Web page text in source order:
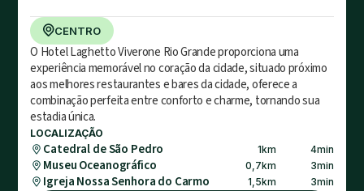
CENTRO
O Hotel Laghetto Viverone Rio Grande proporciona uma
experiência memorável no coração da cidade, situado próximo
aos melhores restaurantes e bares da cidade, oferece a
combinação perfeita entre conforto e charme, tornando sua
estadia única.
LOCALIZAÇÃO
Catedral de São Pedro 1km 4min
Museu Oceanográfico 0,7km 3min
Igreja Nossa Senhora do Carmo 1,5km 3min